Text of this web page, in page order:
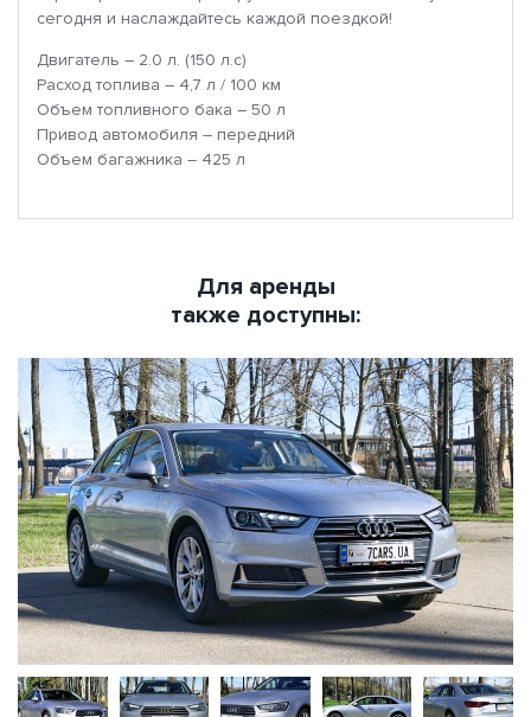
сегодня и наслаждайтесь каждой поездкой!
Двигатель – 2.0 л. (150 л.с)
Расход топлива – 4,7 л / 100 км
Объем топливного бака – 50 л
Привод автомобиля – передний
Объем багажника – 425 л
Для аренды
также доступны: